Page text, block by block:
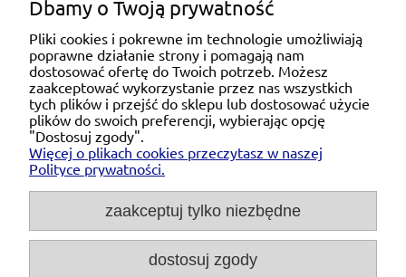
Pomoc
Moje konto
Płatności i dostawa
O nas
Michał Niedźwiecki Dobra Armatura, ul. Krakowska
Dbamy o Twoją prywatność
Pliki cookies i pokrewne im technologie umożliwiają
poprawne działanie strony i pomagają nam
dostosować ofertę do Twoich potrzeb. Możesz
zaakceptować wykorzystanie przez nas wszystkich
tych plików i przejść do sklepu lub dostosować użycie
plików do swoich preferencji, wybierając opcję
"Dostosuj zgody".
Więcej o plikach cookies przeczytasz w naszej
Polityce prywatności.
zaakceptuj tylko niezbędne
dostosuj zgody